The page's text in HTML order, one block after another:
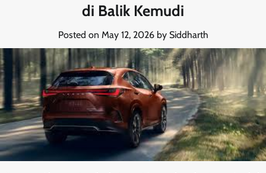
di Balik Kemudi
Posted on May 12, 2026by Siddharth